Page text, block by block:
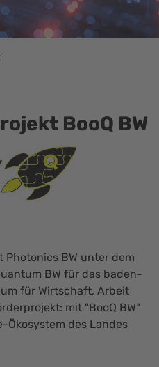
BooQ BW
Photonics BW unter dem
BW für das baden-
für Wirtschaft, Arbeit
mit "BooQ BW"
Ökosystem des Landes